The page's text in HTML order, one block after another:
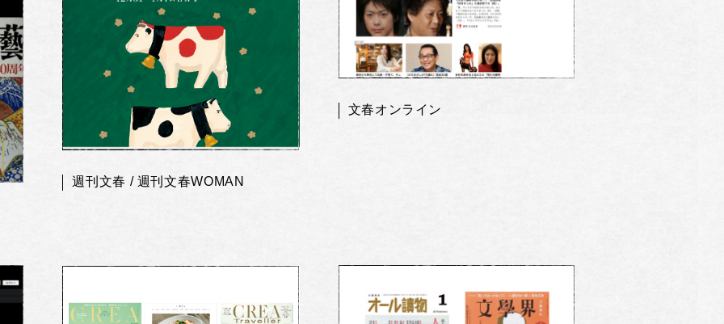
週刊文春 / 週刊文春WOMAN
文春オンライン